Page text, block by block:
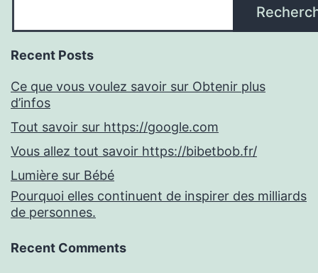
Recent Posts
Ce que vous voulez savoir sur Obtenir plus
d’infos
Tout savoir sur https://google.com
Vous allez tout savoir https://bibetbob.fr/
Lumière sur Bébé
Pourquoi elles continuent de inspirer des milliards
de personnes.
Recent Comments